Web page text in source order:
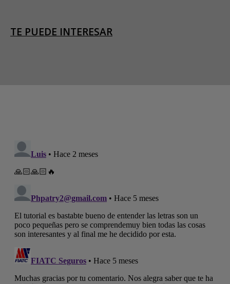
TE PUEDE INTERESAR